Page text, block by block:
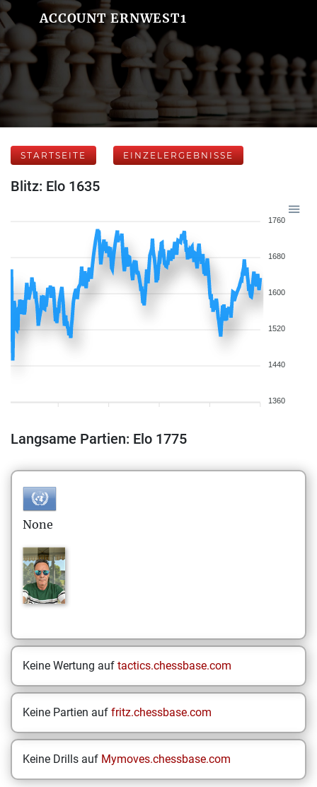
ACCOUNT ERNWEST1
STARTSEITE EINZELERGEBNISSE
Blitz: Elo 1635
1760
1680
1600
1520
1440
1360
Langsame Partien: Elo 1775
None
Keine Wertung auf tactics.chessbase.com
Keine Partien auf fritz.chessbase.com
Keine Drills auf Mymoves.chessbase.com